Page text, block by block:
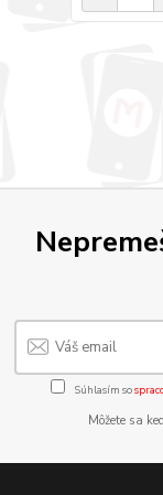
Súhlasím so
Môžete sa